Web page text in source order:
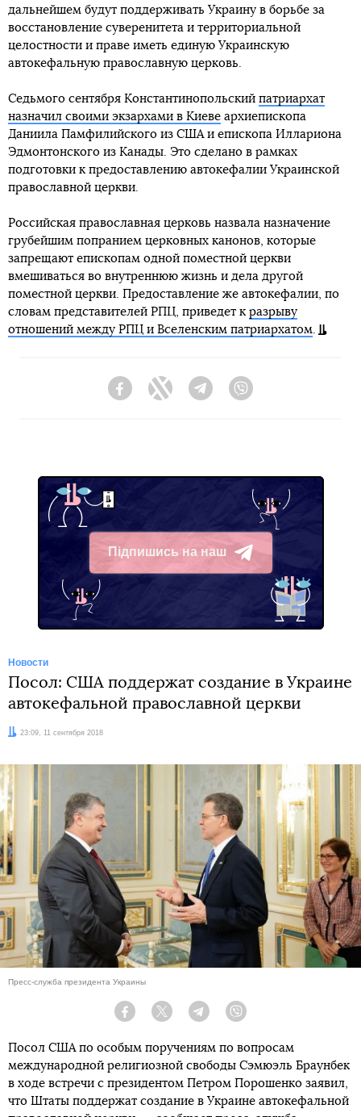
дальнейшем будут поддерживать Украину в борьбе за
восстановление суверенитета и территориальной
целостности и праве иметь единую Украинскую
автокефальную православную церковь.
Седьмого сентября Константинопольский патриархат
назначил своими экзархами в Киеве архиепископа
Даниила Памфилийского из США и епископа Иллариона
Эдмонтонского из Канады. Это сделано в рамках
подготовки к предоставлению автокефалии Украинской
православной церкви.
Российская православная церковь назвала назначение
грубейшим попранием церковных канонов, которые
запрещают епископам одной поместной церкви
вмешиваться во внутреннюю жизнь и дела другой
поместной церкви. Предоставление же автокефалии, по
словам представителей РПЦ, приведет к разрыву
отношений между РПЦ и Вселенским патриархатом
FacebookTwitter Telegram
Підпишись на наш
Telegram
Новости
Посол: США поддержат создание в Украине
автокефальной православной церкви
Дата:23:09, 11 сентября 2018
Пресс-служба президента Украины
Facebook Twitter Telegram
Посол США по особым поручениям по вопросам
международной религиозной свободы Сэмюэль Браунбек
в ходе встречи с президентом Петром Порошенко заявил,
что Штаты поддержат создание в Украине автокефальной